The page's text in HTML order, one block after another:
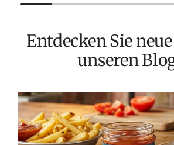
Entdecken Sie neue Ideen in
unseren